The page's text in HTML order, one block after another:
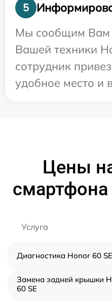
5
Мы сообщим Вам
Вашей техники
сотрудник
удобное место и
Цены
смартфона
Услуга
Диагностика Honor 60 SE
Замена задней крышки
60 SE